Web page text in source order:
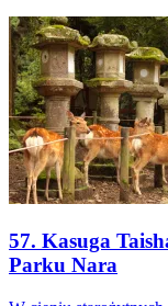
57. Kasuga
Parku Nara